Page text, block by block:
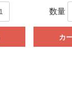
数量
カ